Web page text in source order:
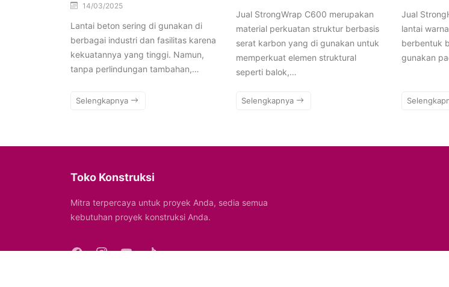
14/03/2025
Lantai beton sering di gunakan di
berbagai industri dan fasilitas karena
kekuatannya yang tinggi. Namun,
tanpa perlindungan tambahan,…
Selengkapnya
Jual StrongWrap C600 merupakan
material perkuatan struktur berbasis
serat karbon yang di gunakan untuk
memperkuat elemen struktural
seperti balok,…
Selengkapnya
Jual
lantai
berbentuk
gunakan
Toko Konstruksi
Mitra terpercaya untuk proyek Anda, sedia semua
kebutuhan proyek konstruksi Anda.